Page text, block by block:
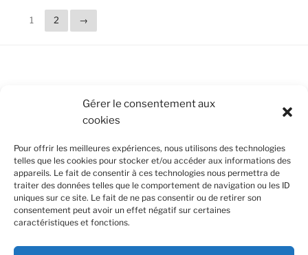
Gérer le consentement aux
cookies
Pour offrir les meilleures expériences, nous utilisons des technologies
telles que les cookies pour stocker et/ou accéder aux informations des
appareils. Le fait de consentir à ces technologies nous permettra de
traiter des données telles que le comportement de navigation ou les ID
uniques sur ce site. Le fait de ne pas consentir ou de retirer son
consentement peut avoir un effet négatif sur certaines
caractéristiques et fonctions.
1 2 →
Conditions Générales de Vente
Mentions légales
Politique de cookies (UE)
SUIVEZ-NOUS
FacebookInstagram